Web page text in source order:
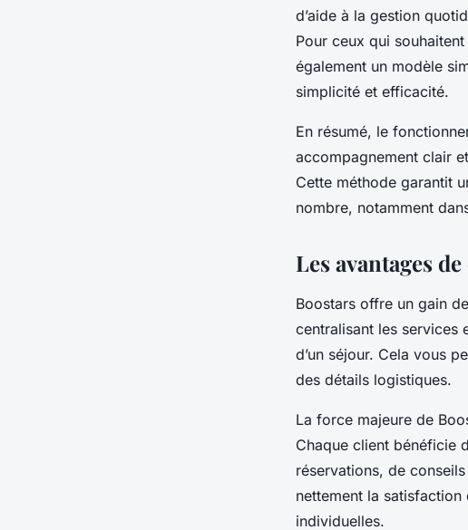
d’aide à la gestion
Pour ceux qui
également un modèle
simplicité et efficacité.
En résumé, le
accompagnement clair
Cette méthode garantit
nombre, notamment
Les avantages
Boostars offre un gain
centralisant les services
d’un séjour. Cela vous
des détails logistiques.
La force majeure de
Chaque client bénéficie
réservations, de
nettement la
individuelles.